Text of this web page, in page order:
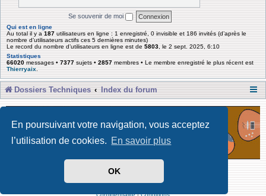
En poursuivant votre navigation, vous acceptez
l’utilisation de cookies. En savoir plus
OK
Se souvenir de moi
Qui est en ligne
Au total il y a 187 utilisateurs en ligne : 1 enregistré, 0 invisible et 186 invités (d’après le
nombre d’utilisateurs actifs ces 5 dernières minutes)
Le record du nombre d’utilisateurs en ligne est de 5803 , le 2 sept. 2025, 6:10
Statistiques
66020 messages • 7377 sujets • 2857 membres • Le membre enregistré le plus récent est
Thierryaix
Dossiers Techniques Index du forum
Développé par Forum Software © phpBB Limited
Traduit par phpBB-fr
Confidentialité|Conditions